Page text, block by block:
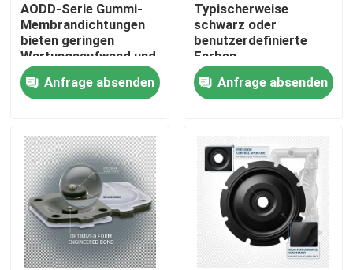
Produkte
Über uns
AODD-Serie Gummi-
Membrandichtungen
bieten geringen
Wartungsaufwand und
gleichbleibende
Toleranzen von ±0,02
mm für
Anfrage absenden
Typischerweise
schwarz oder
benutzerdefinierte
Farben
Membranbarriere
Temperatur
entsprechend dem
geeignet für raue
Umgebungen
Anfrage absenden